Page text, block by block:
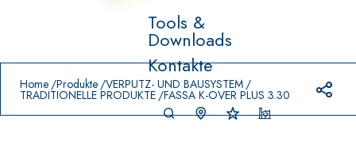
Tools &
Downloads
Kontakte
Home Produkte VERPUTZ- UND BAUSYSTEM
TRADITIONELLE PRODUKTE FASSA K-OVER PLUS 3.30
Prodotti in primo piano